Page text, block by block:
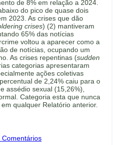
de 8% em relação a 2024.
do pico de quase dois
2023. As crises que dão
crises) (2) mantiveram
65% das notícias
voltou a aparecer como a
de notícias, ocupando um
As crises repentinas (sudden
categorias apresentaram
ações coletivas
de 2,24% caiu para o
assédio sexual (15,26%),
Categoria esta que nunca
qualquer Relatório anterior.
Comentários